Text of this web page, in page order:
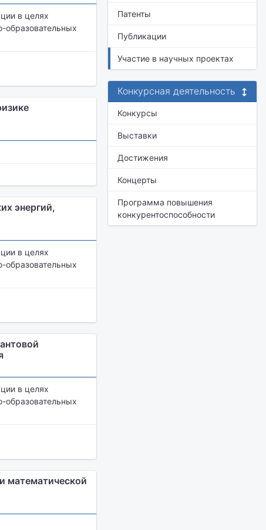
в целях
образовательных
энергий,
в целях
образовательных
в целях
образовательных
математической
Патенты
Публикации
Участие в научных проектах
Конкурсная деятельность
Конкурсы
Выставки
Достижения
Концерты
Программа повышения
конкурентоспособности